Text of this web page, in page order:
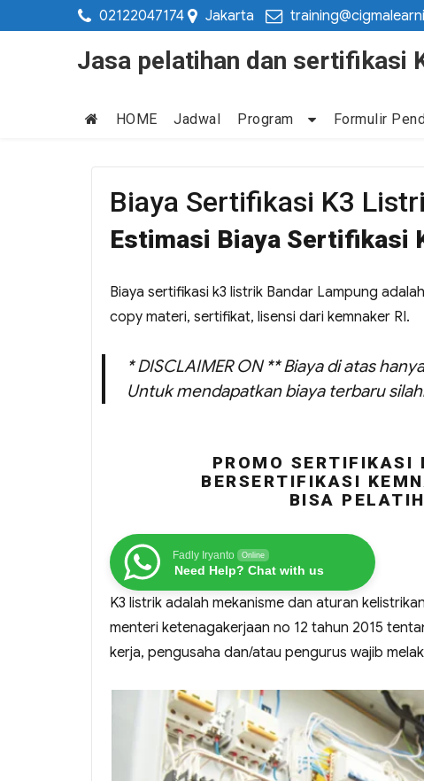
02122047174 Jakarta
Jasa pelatihan dan sertifikasi
HOME Jadwal Program Formulir
Biaya Sertifikasi K3
Estimasi Biaya Sertifikasi
Biaya sertifikasi k3 listrik Bandar Lampung
copy materi, sertifikat, lisensi dari kemnaker RI.
* DISCLAIMER ON ** Biaya di atas
Untuk mendapatkan biaya terbaru
PROMO SERTIFIKASI
BERSERTIFIKASI
BISA
Fadly Iryanto Online
Need Help? Chat with us
K3 listrik adalah mekanisme dan aturan
menteri ketenagakerjaan no 12 tahun 2015
kerja, pengusaha dan/atau pengurus wajib